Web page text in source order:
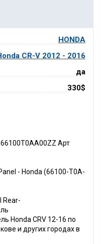
HONDA
CR-V 2012 - 2016
да
330$
Арт
- Honda (66100-T0A-
Rear-
Honda CRV 12-16 по
и других городах в